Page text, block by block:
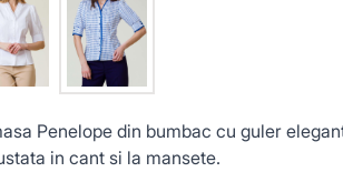
Penelope din bumbac cu guler
in cant si la mansete.